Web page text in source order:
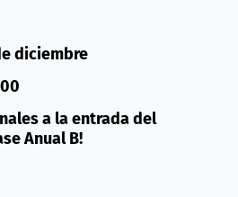
diciembre
a la entrada del
Anual B!